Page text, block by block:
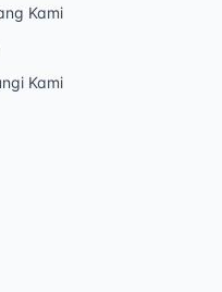
Kami
Kami